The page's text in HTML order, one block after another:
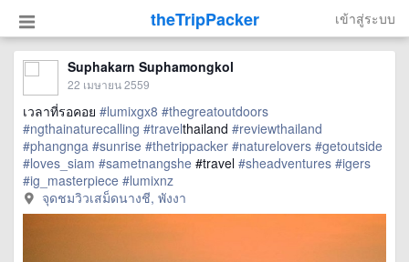
theTripPacker เข้าสู่ระบบ
Suphakarn Suphamongkol
22 เมษายน 2559
เวลาที่รอคอย #lumixgx8 #thegreatoutdoors
#ngthainaturecalling #travelthailand #reviewthailand
#phangnga #sunrise #thetrippacker #naturelovers #getoutside
#loves_siam #sametnangshe #travel #sheadventures #igers
#ig_masterpiece #lumixnz
จุดชมวิวเสม็ดนางชี, พังงา